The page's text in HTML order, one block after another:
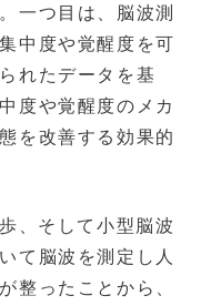
一つ目は、脳波測
中度や覚醒度を可
れたデータを基
度や覚醒度のメカ
を改善する効果的
、そして小型脳波
て脳波を測定し人
整ったことから、